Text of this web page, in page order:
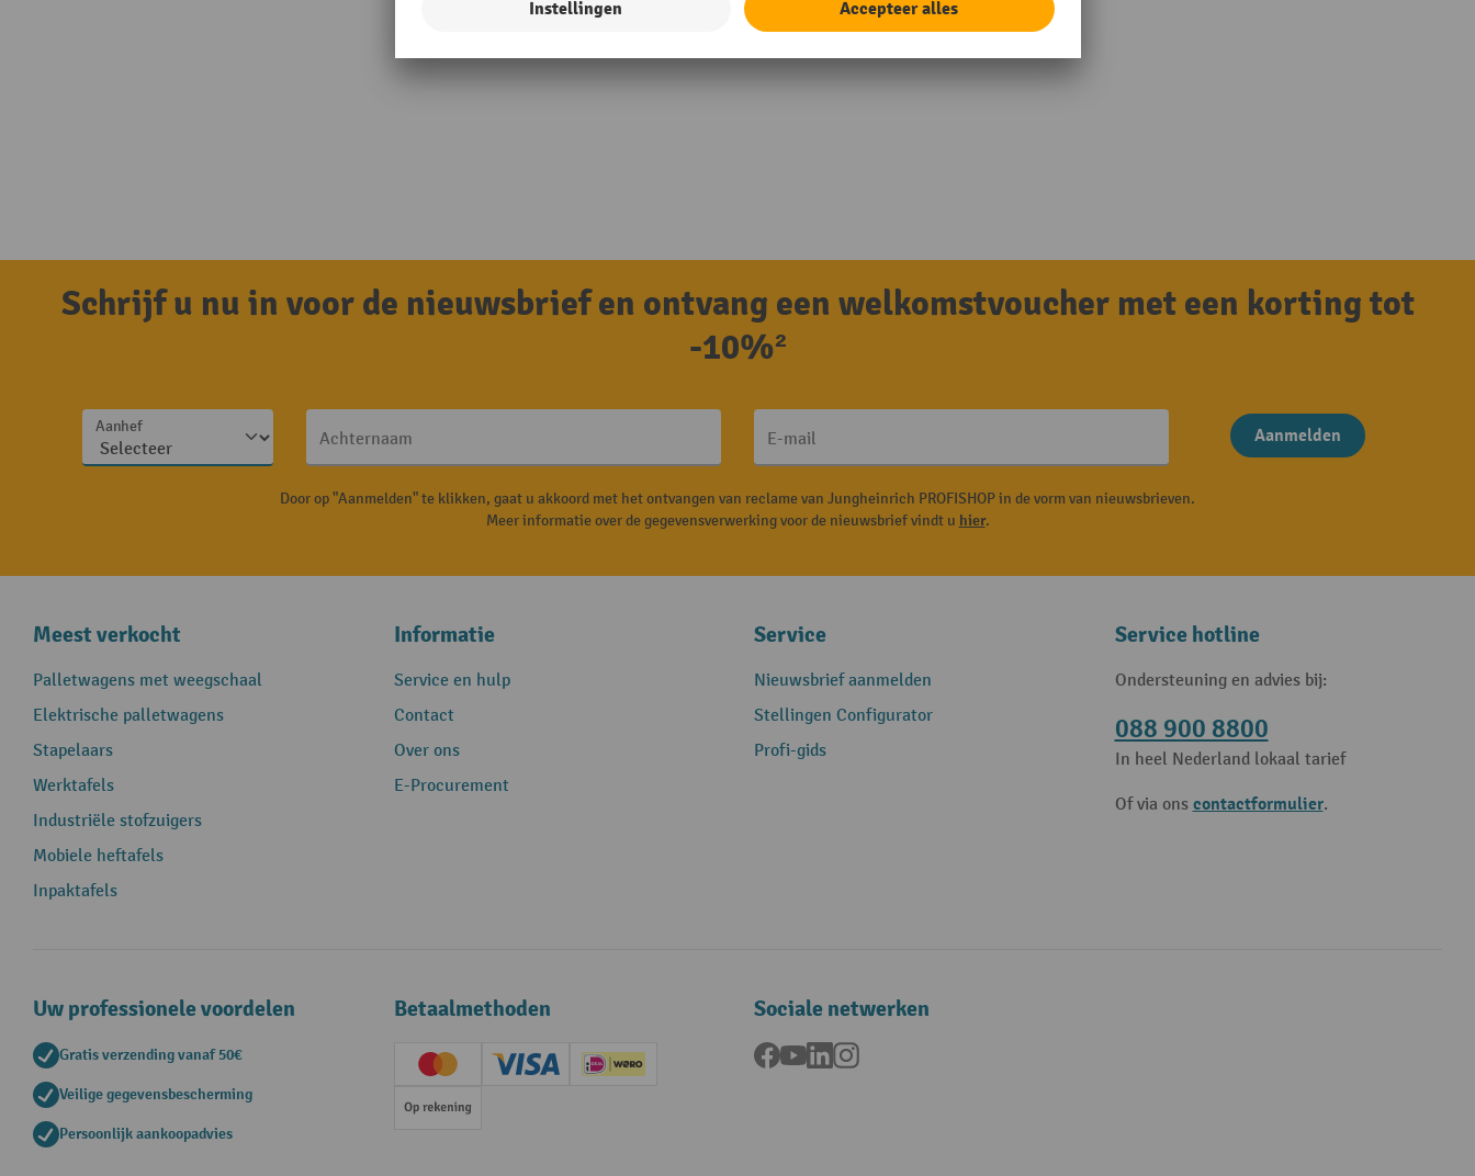
Schrijf u nu in voor de nieuwsbrief en ontvang een welkomstvoucher met een korting tot
-10%²
Aanhef
Achternaam E-mail Aanmelden
Door op "Aanmelden" te klikken, gaat u akkoord met het ontvangen van reclame van Jungheinrich PROFISHOP in de vorm van nieuwsbrieven.
Meer informatie over de gegevensverwerking voor de nieuwsbrief vindt u hier.
Meest verkocht
Palletwagens met weegschaal
Elektrische palletwagens
Stapelaars
Werktafels
Industriële stofzuigers
Mobiele heftafels
Inpaktafels
Informatie
Service en hulp
Contact
Over ons
E-Procurement
Service
Nieuwsbrief aanmelden
Stellingen Configurator
Profi-gids
Service hotline
Ondersteuning en advies bij:
088 900 8800
In heel Nederland lokaal tarief
Of via ons contactformulier.
Uw professionele voordelen
Gratis verzending vanaf 50€
Veilige gegevensbescherming
Persoonlijk aankoopadvies
Betaalmethoden
Creditcard (Master)Creditcard (Visa)iDEAL | Wero
Op rekening
Sociale netwerken
Facebook
YouTubeLinkedInInstagram